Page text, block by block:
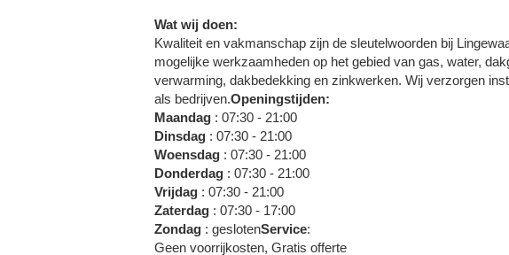
Wat wij doen:
Kwaliteit en vakmanschap zijn de sleutelwoorden bij
mogelijke werkzaamheden op het gebied van gas, water,
verwarming, dakbedekking en zinkwerken. Wij verzorgen
als bedrijven.Openingstijden:
Maandag : 07:30 - 21:00
Dinsdag : 07:30 - 21:00
Woensdag : 07:30 - 21:00
Donderdag : 07:30 - 21:00
Vrijdag : 07:30 - 21:00
Zaterdag : 07:30 - 17:00
Zondag : geslotenService:
Geen voorrijkosten, Gratis offerte